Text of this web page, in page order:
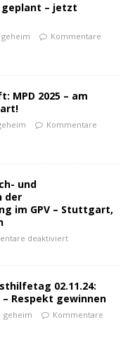
geplant – jetzt
geheim
Kommentare
MPD 2025 – am
Kommentare
und
der
im GPV – Stuttgart,
deaktiviert
02.11.24:
Respekt gewinnen
geheim
Kommentare